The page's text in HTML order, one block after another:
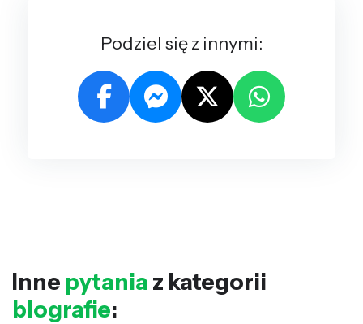
Podziel się z innymi:
Inne pytania z kategorii
biografie: